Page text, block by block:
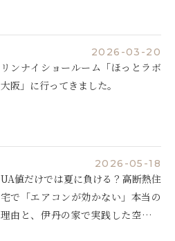
2026-03-20
リンナイショールーム「ほっとラボ
大阪」に行ってきました。
2026-05-18
UA値だけでは夏に負ける？高断熱住
宅で「エアコンが効かない」本当の
理由と、伊丹の家で実践した空調設